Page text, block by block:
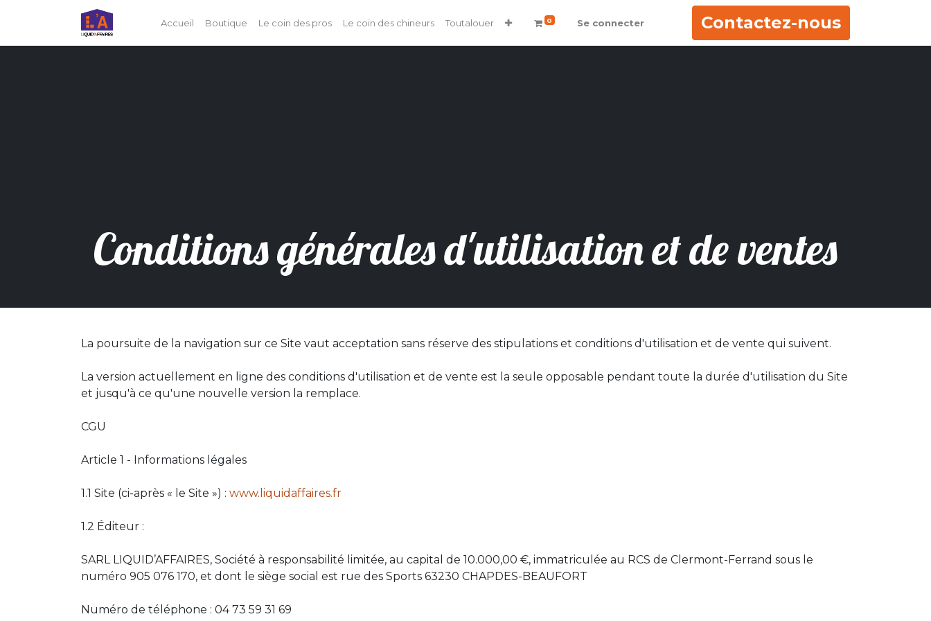
Accueil Boutique Le coin des pros Le coin des chineurs Toutalouer 0 Se connecter Contactez-nous
Conditions générales d'utilisation et de ventes
La poursuite de la navigation sur ce Site vaut acceptation sans réserve des stipulations et conditions d'utilisation et de vente qui suivent.
La version actuellement en ligne des conditions d'utilisation et de vente est la seule opposable pendant toute la durée d'utilisation du Site
et jusqu'à ce qu'une nouvelle version la remplace.
CGU
Article 1 - Informations légales
1.1 Site (ci-après « le Site ») : www.liquidaffaires.fr
1.2 Éditeur :
SARL LIQUID’AFFAIRES, Société à responsabilité limitée, au capital de 10.000,00 €, immatriculée au RCS de Clermont-Ferrand sous le
numéro 905 076 170, et dont le siège social est rue des Sports 63230 CHAPDES-BEAUFORT
Numéro de téléphone : 04 73 59 31 69